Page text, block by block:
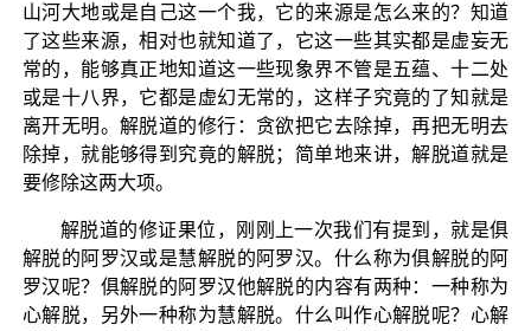
山河大地或是自己这一个我，它的来源是怎么来的？知道
了这些来源，相对也就知道了，它这一些其实都是虚妄无
常的，能够真正地知道这一些现象界不管是五蕴、十二处
或是十八界，它都是虚幻无常的，这样子究竟的了知就是
离开无明。解脱道的修行：贪欲把它去除掉，再把无明去
除掉，就能够得到究竟的解脱；简单地来讲，解脱道就是
要修除这两大项。
解脱道的修证果位，刚刚上一次我们有提到，就是俱
解脱的阿罗汉或是慧解脱的阿罗汉。什么称为俱解脱的阿
罗汉呢？俱解脱的阿罗汉他解脱的内容有两种：一种称为
心解脱，另外一种称为慧解脱。什么叫作心解脱呢？心解